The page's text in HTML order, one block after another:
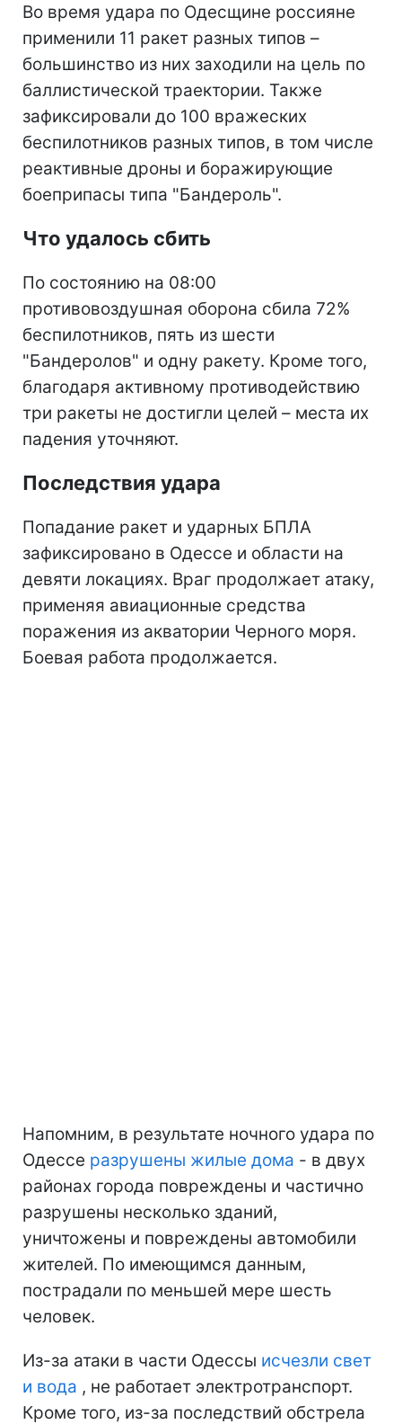
Во время удара по Одесщине россияне
применили 11 ракет разных типов –
большинство из них заходили на цель по
баллистической траектории. Также
зафиксировали до 100 вражеских
беспилотников разных типов, в том числе
реактивные дроны и боражирующие
боеприпасы типа "Бандероль".
Что удалось сбить
По состоянию на 08:00
противовоздушная оборона сбила 72%
беспилотников, пять из шести
"Бандеролов" и одну ракету. Кроме того,
благодаря активному противодействию
три ракеты не достигли целей – места их
падения уточняют.
Последствия удара
Попадание ракет и ударных БПЛА
зафиксировано в Одессе и области на
девяти локациях. Враг продолжает атаку,
применяя авиационные средства
поражения из акватории Черного моря.
Боевая работа продолжается.
Напомним, в результате ночного удара по
Одессе разрушены жилые дома - в двух
районах города повреждены и частично
разрушены несколько зданий,
уничтожены и повреждены автомобили
жителей. По имеющимся данным,
пострадали по меньшей мере шесть
человек.
Из-за атаки в части Одессы исчезли свет
и вода , не работает электротранспорт.
Кроме того, из-за последствий обстрела